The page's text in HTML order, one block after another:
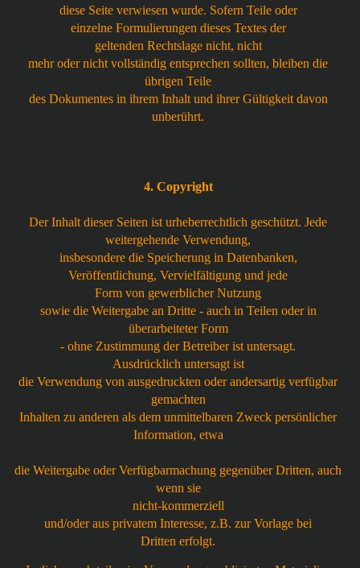
diese Seite verwiesen wurde. Sofern Teile oder
einzelne Formulierungen dieses Textes der
geltenden Rechtslage nicht, nicht
mehr oder nicht vollständig entsprechen sollten, bleiben die
übrigen Teile
des Dokumentes in ihrem Inhalt und ihrer Gültigkeit davon
unberührt.
4. Copyright
Der Inhalt dieser Seiten ist urheberrechtlich geschützt. Jede
weitergehende Verwendung,
insbesondere die Speicherung in Datenbanken,
Veröffentlichung, Vervielfältigung und jede
Form von gewerblicher Nutzung
sowie die Weitergabe an Dritte - auch in Teilen oder in
überarbeiteter Form
- ohne Zustimmung der Betreiber ist untersagt.
Ausdrücklich untersagt ist
die Verwendung von ausgedruckten oder andersartig verfügbar
gemachten
Inhalten zu anderen als dem unmittelbaren Zweck persönlicher
Information, etwa
die Weitergabe oder Verfügbarmachung gegenüber Dritten, auch
wenn sie
nicht-kommerziell
und/oder aus privatem Interesse, z.B. zur Vorlage bei
Dritten erfolgt.